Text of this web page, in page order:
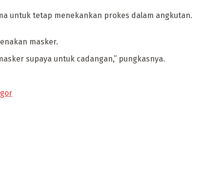
untuk tetap menekankan prokes dalam angkutan.
masker.
supaya untuk cadangan,” pungkasnya.